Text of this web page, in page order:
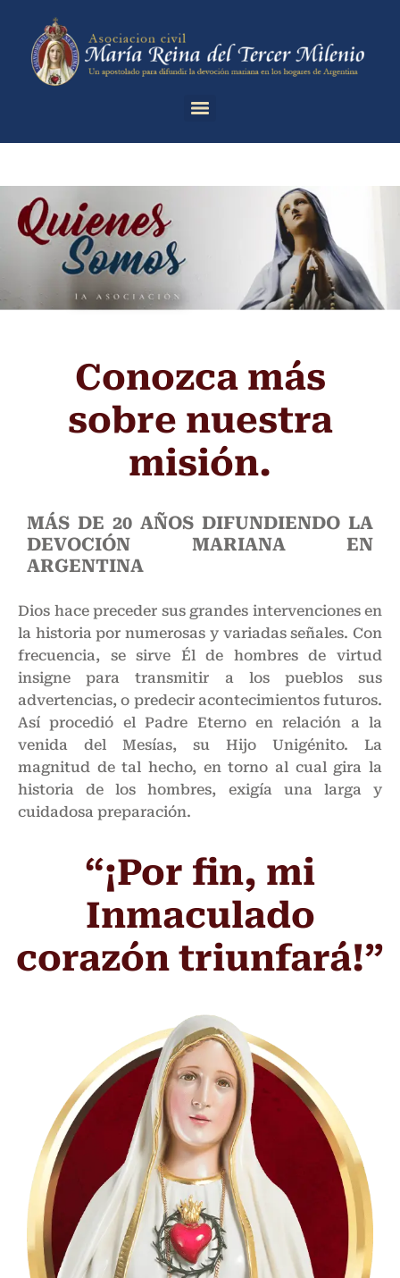
Conozca más
sobre nuestra
misión.
MÁS DE 20 AÑOS DIFUNDIENDO LA
DEVOCIÓN MARIANA EN
ARGENTINA
Dios hace preceder sus grandes intervenciones en
la historia por numerosas y variadas señales. Con
frecuencia, se sirve Él de hombres de virtud
insigne para transmitir a los pueblos sus
advertencias, o predecir acontecimientos futuros.
Así procedió el Padre Eterno en relación a la
venida del Mesías, su Hijo Unigénito. La
magnitud de tal hecho, en torno al cual gira la
historia de los hombres, exigía una larga y
cuidadosa preparación.
“¡Por fin, mi
Inmaculado
corazón triunfará!”